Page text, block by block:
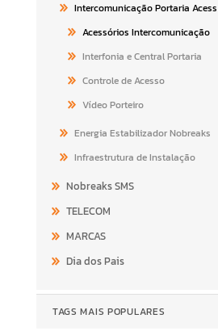
Intercomunicação Portaria Acess
Acessórios Intercomunicação
Interfonia e Central Portaria
Controle de Acesso
Vídeo Porteiro
Energia Estabilizador Nobreaks
Infraestrutura de Instalação
Nobreaks SMS
TELECOM
MARCAS
Dia dos Pais
TAGS MAIS POPULARES